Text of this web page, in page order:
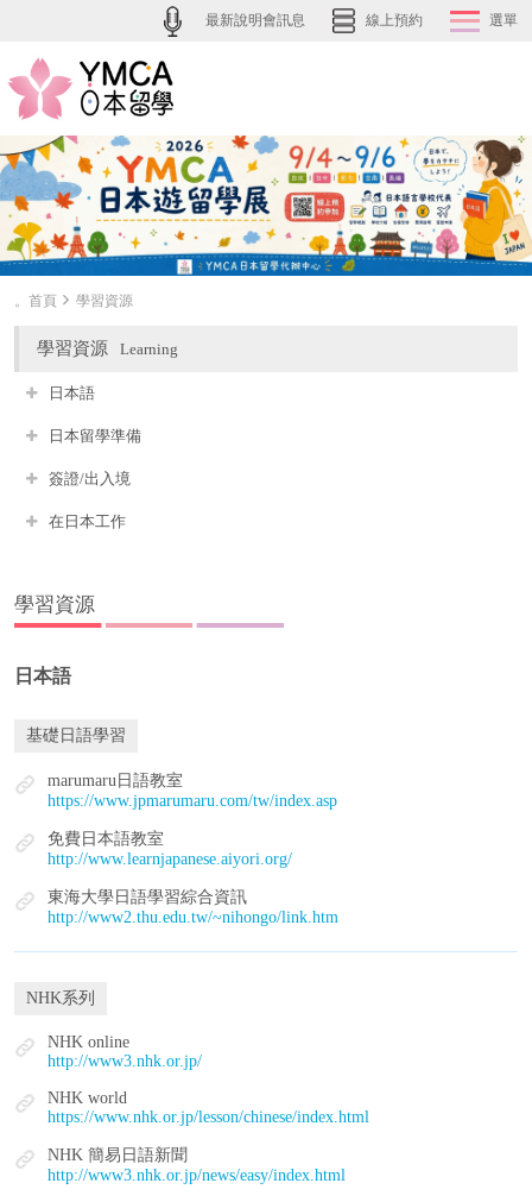
最新說明會訊息 線上預約 選單
。首頁 學習資源
學習資源 Learning
日本語
日本留學準備
簽證/出入境
在日本工作
學習資源
日本語
基礎日語學習
marumaru日語教室
https://www.jpmarumaru.com/tw/index.asp
免費日本語教室
http://www.learnjapanese.aiyori.org/
東海大學日語學習綜合資訊
http://www2.thu.edu.tw/~nihongo/link.htm
NHK系列
NHK online
http://www3.nhk.or.jp/
NHK world
https://www.nhk.or.jp/lesson/chinese/index.html
NHK 簡易日語新聞
http://www3.nhk.or.jp/news/easy/index.html